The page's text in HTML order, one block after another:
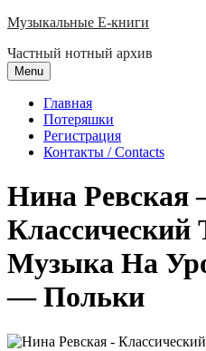
Skip
content
Музыкальные E-книги
Частный нотный архив
Menu
Главная
Потеряшки
Регистрация
Контакты / Contacts
Нина
Музыка На
— Польки